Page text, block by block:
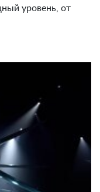
уровень, от